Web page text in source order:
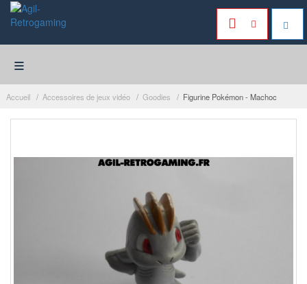
≡
Accueil Accessoires de jeux vidéo Goodies Figurine Pokémon - Machoc